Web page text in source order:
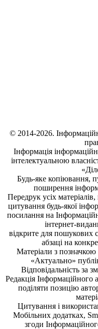
© 2014-2026.
Інформація
інтелектуальною
Будь-яке копiювання,
поширення
Передрук усіх
цитування будь-якої
посилання на
інтернет-
відкрите для пошукових
абзаці на
Матеріали з
«Актуально»
Відповідальність за
Редакція Інформаційного
поділяти позицію
Цитування і
Мобільних додатках,
згоди